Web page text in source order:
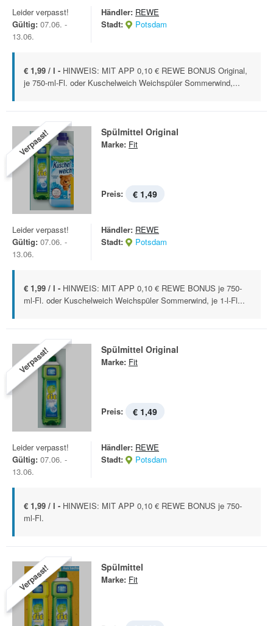
Leider verpasst!
Gültig: 07.06. -
13.06.
Händler: REWE
Stadt:
Potsdam
€ 1,99 / l - HINWEIS: MIT APP 0,10 € REWE BONUS Original,
je 750-ml-Fl. oder Kuschelweich Weichspüler Sommerwind,...
Verpasst! Spülmittel Original
Marke: Fit
Preis: € 1,49
Leider verpasst!
Gültig: 07.06. -
13.06.
Händler: REWE
Stadt:
Potsdam
€ 1,99 / l - HINWEIS: MIT APP 0,10 € REWE BONUS je 750-
ml-Fl. oder Kuschelweich Weichspüler Sommerwind, je 1-l-Fl...
Verpasst! Spülmittel Original
Marke: Fit
Preis: € 1,49
Leider verpasst!
Gültig: 07.06. -
13.06.
Händler: REWE
Stadt:
Potsdam
€ 1,99 / l - HINWEIS: MIT APP 0,10 € REWE BONUS je 750-
ml-Fl.
Verpasst! Spülmittel
Marke: Fit